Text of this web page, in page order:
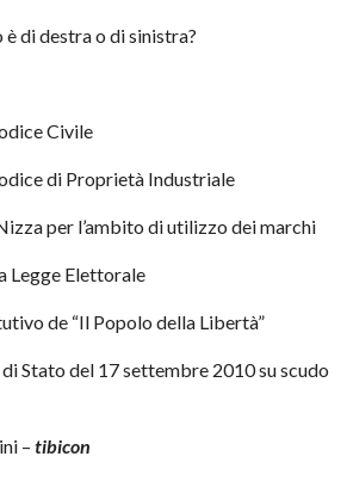
è di destra o di sinistra?
Civile
di Proprietà Industriale
per l’ambito di utilizzo dei marchi
Legge Elettorale
de “Il Popolo della Libertà”
di Stato del 17 settembre 2010 su scudo
–tibicon